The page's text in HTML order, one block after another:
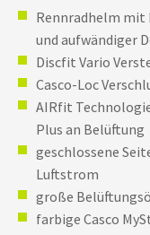
Rennradhelm mit
und aufwändiger
Discfit Vario
Casco-Loc
AIRfit
Plus an Belüftung
geschlossene
Luftstrom
große
farbige Casco